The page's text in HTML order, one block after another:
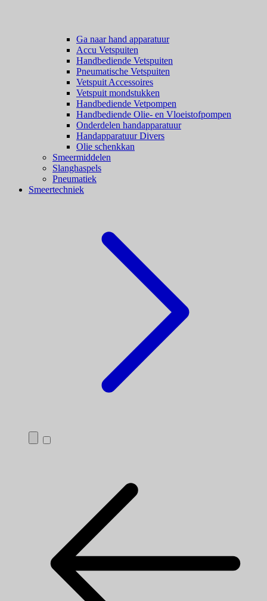
Ga naar hand apparatuur
Accu Vetspuiten
Handbediende Vetspuiten
Pneumatische Vetspuiten
Vetspuit Accessoires
Vetspuit mondstukken
Handbediende Vetpompen
Handbediende Olie- en Vloeistofpompen
Onderdelen handapparatuur
Handapparatuur Divers
Olie schenkkan
Smeermiddelen
Slanghaspels
Pneumatiek
Smeertechniek